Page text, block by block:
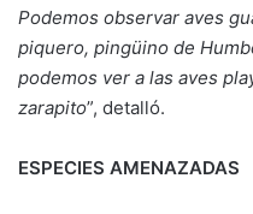
Podemos observar aves
piquero, pingüino de
podemos ver a las aves
zarapito”, detalló.
ESPECIES AMENAZADAS